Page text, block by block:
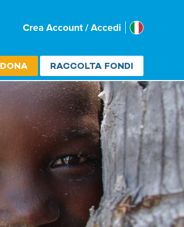
Crea Account / Accedi Select
Italia
DONA RACCOLTA FONDI